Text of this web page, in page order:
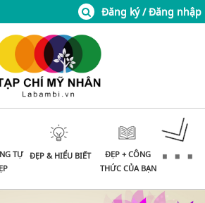
Đăng ký / Đăng nhập
TỰ
ĐẸP & HIỂU BIẾT
ĐẸP + CÔNG
THỨC CỦA BẠN